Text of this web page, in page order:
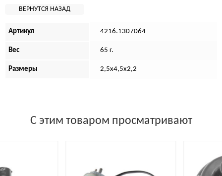
Артикул 4216.1307064
Вес 65 г.
Размеры 2,5х4,5х2,2
С этим товаром просматривают